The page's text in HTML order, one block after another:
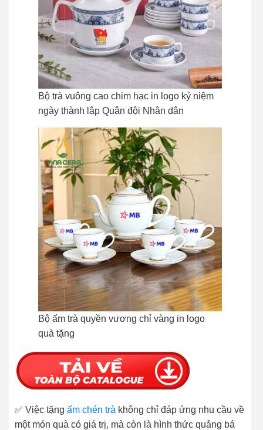
Bộ trà vuông cao chim hạc in logo kỷ niệm
ngày thành lập Quân đội Nhân dân
Bộ ấm trà quyền vương chỉ vàng in logo
quà tặng
✅ Việc tặng ấm chén trà không chỉ đáp ứng nhu cầu về
một món quà có giá trị, mà còn là hình thức quảng bá